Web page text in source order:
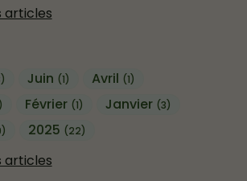
articles
Juin (1) Avril (1)
Février (1) Janvier (3)
2025 (22)
articles